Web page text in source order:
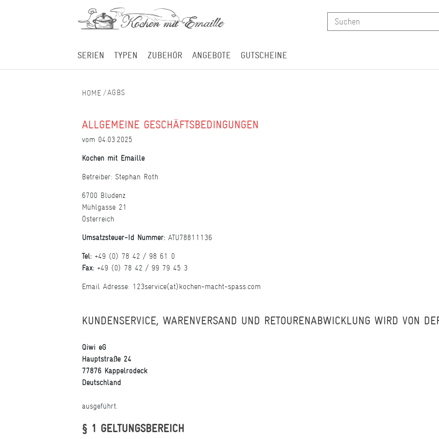
SERIEN TYPEN ZUBEHÖR ANGEBOTE GUTSCHEINE
AGBS
ALLGEMEINE GESCHÄFTSBEDINGUNGEN
vom 04.03.2025
Kochen mit Emaille
Betreiber: Stephan Roth
6700 Bludenz
Mühlgasse 21
Österreich
Umsatzsteuer-Id Nummer: ATU78811136
Tel: +49 (0) 78 42 / 98 61 0
Fax: +49 (0) 78 42 / 99 79 45 3
Email Adresse: 123service(at)kochen-macht-spass.com
KUNDENSERVICE, WARENVERSAND UND RETOURENABWICKLUNG WIRD VON
Qiwi eG
Hauptstraße 24
77876 Kappelrodeck
Deutschland
ausgeführt.
§ 1 GELTUNGSBEREICH